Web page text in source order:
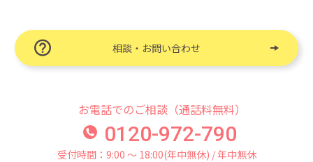
相談・お問い合わせ
お電話でのご相談（通話料無料）
0120-972-790
受付時間：9:00 〜 18:00(年中無休) / 年中無休